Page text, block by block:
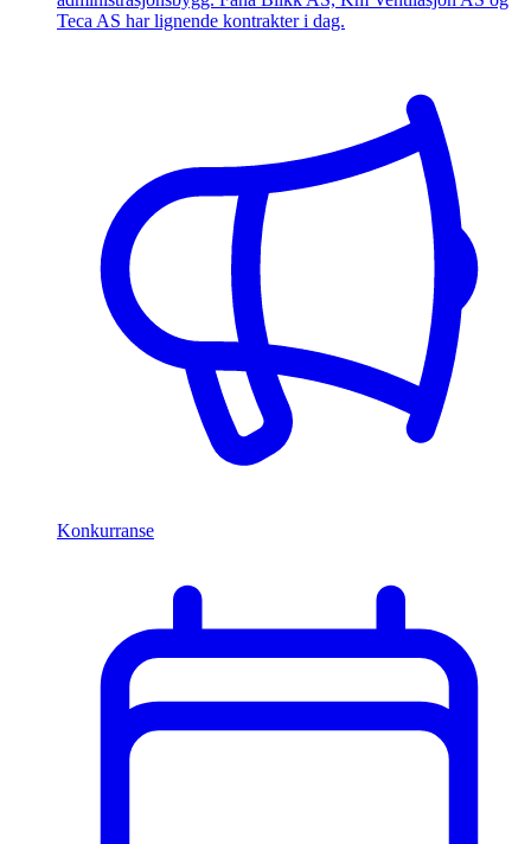
Teca AS har lignende kontrakter i dag.
Konkurranse